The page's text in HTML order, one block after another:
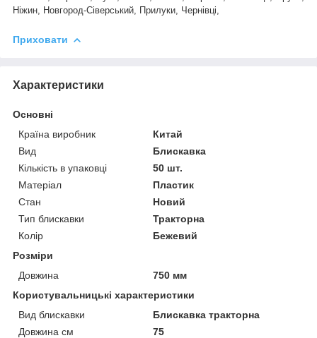
Ніжин, Новгород-Сіверський, Прилуки, Чернівці,
Приховати
Характеристики
Основні
Країна виробник
Китай
Вид
Блискавка
Кількість в упаковці
50 шт.
Матеріал
Пластик
Стан
Новий
Тип блискавки
Тракторна
Колір
Бежевий
Розміри
Довжина
750 мм
Користувальницькі характеристики
Вид блискавки
Блискавка тракторна
Довжина см
75